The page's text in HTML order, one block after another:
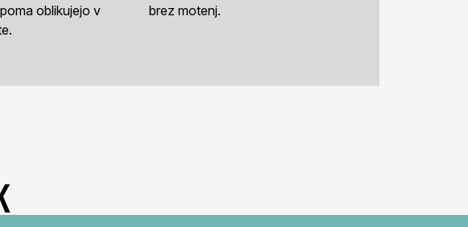
oblikujejo v
brez motenj.